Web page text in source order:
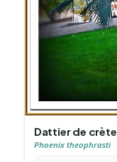
Dattier de crète
Phoenix theophrasti